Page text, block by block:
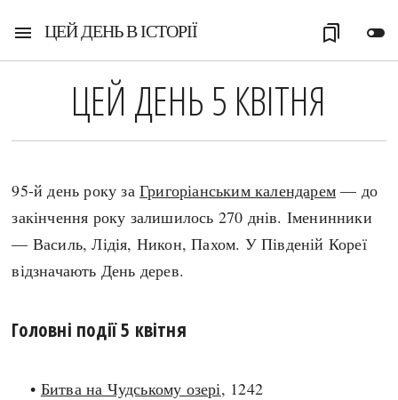
menu ЦЕЙ ДЕНЬ В ІСТОРІЇ toggle_off
bookmarks
ЦЕЙ ДЕНЬ 5 КВІТНЯ
95-й день року заГригоріанським календарем — до
закінчення року залишилось 270 днів. Іменинники
— Василь, Лідія, Никон, Пахом. У Південій Кореї
відзначають День дерев.
Головні події 5 квітня
• Битва на Чудському озері, 1242